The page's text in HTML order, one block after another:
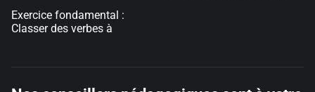
Exercice fondamental :
Classer des verbes à